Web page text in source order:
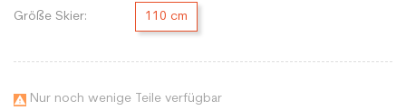
Größe Skier: 110 cm
 Nur noch wenige Teile verfügbar